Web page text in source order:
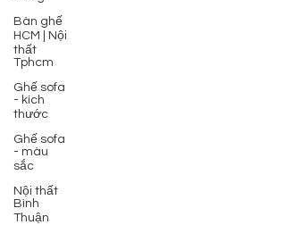
Bàn ghế
HCM | Nội
thất
Tphcm
Ghế sofa
- kích
thước
Ghế sofa
- màu
sắc
Nội thất
Bình
Thuận